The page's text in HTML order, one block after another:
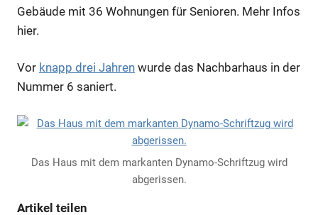
Gebäude mit 36 Wohnungen für Senioren. Mehr Infos
hier.
Vor knapp drei Jahren wurde das Nachbarhaus in der
Nummer 6 saniert.
Das Haus mit dem markanten Dynamo-Schriftzug wird
abgerissen.
Artikel teilen